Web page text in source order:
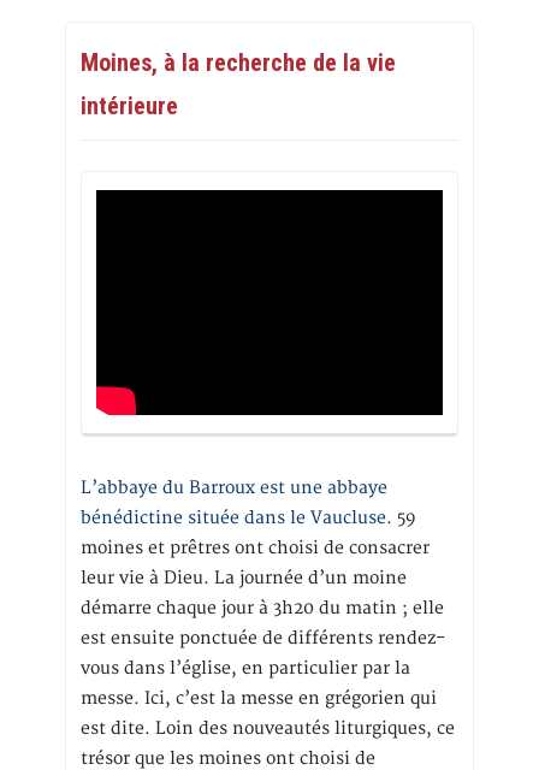
Moines, à la recherche de la vie
intérieure
L’abbaye du Barroux est une abbaye
bénédictine située dans le Vaucluse. 59
moines et prêtres ont choisi de consacrer
leur vie à Dieu. La journée d’un moine
démarre chaque jour à 3h20 du matin ; elle
est ensuite ponctuée de différents rendez-
vous dans l’église, en particulier par la
messe. Ici, c’est la messe en grégorien qui
est dite. Loin des nouveautés liturgiques, ce
trésor que les moines ont choisi de